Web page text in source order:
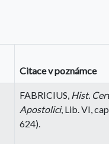
Citace v poznámce
FABRICIUS, Hist.
Apostolici, Lib. VI,
624).